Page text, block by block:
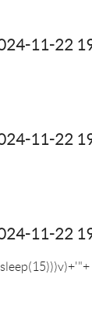
11-22
11-22
11-22